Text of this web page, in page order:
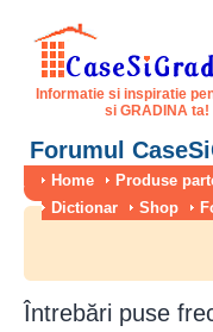
Informatie si inspiratie
si GRADINA ta!
Forumul
Home Produse
Dictionar
Shop
Întrebări puse